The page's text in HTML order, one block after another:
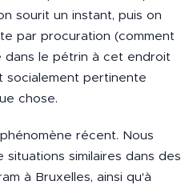
sourit un instant, puis on
par procuration (comment
le pétrin à cet endroit
socialement pertinente
chose.
récent. Nous
similaires dans des
à Bruxelles, ainsi qu'à